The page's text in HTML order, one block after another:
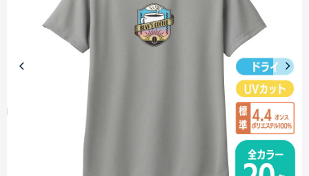
ターゲットから探す
目的・シーンから探す